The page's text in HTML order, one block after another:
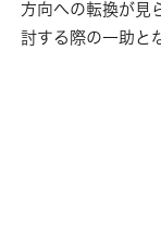
方向への転換が見
討する際の一助と